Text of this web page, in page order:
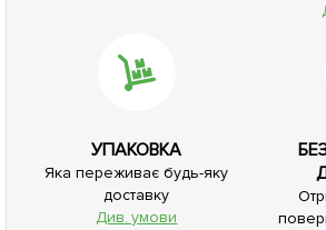
УПАКОВКА
Яка переживає будь-яку
доставку
Див. умови